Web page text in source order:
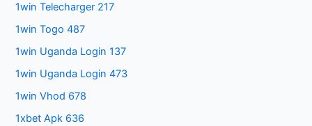
1win Telecharger 217
1win Togo 487
1win Uganda Login 137
1win Uganda Login 473
1win Vhod 678
1xbet Apk 636